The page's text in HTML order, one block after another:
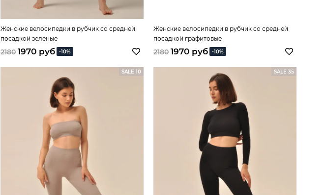
Женские велосипедки в рубчик со средней
посадкой зеленые
2180 1970 руб -10%
Женские велосипедки в рубчик со средней
посадкой графитовые
2180 1970 руб -10%
SALE 10 SALE 35